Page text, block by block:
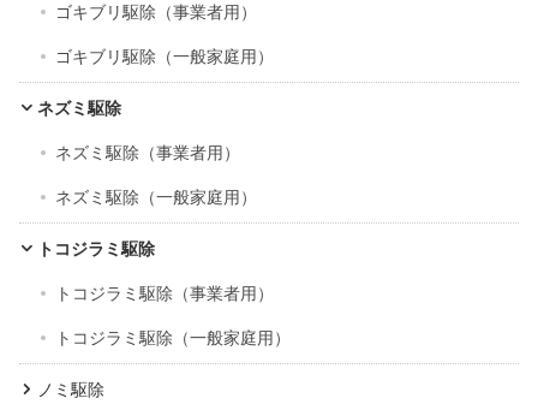
ゴキブリ駆除（事業者用）
ゴキブリ駆除（一般家庭用）
ネズミ駆除
ネズミ駆除（事業者用）
ネズミ駆除（一般家庭用）
トコジラミ駆除
トコジラミ駆除（事業者用）
トコジラミ駆除（一般家庭用）
ノミ駆除